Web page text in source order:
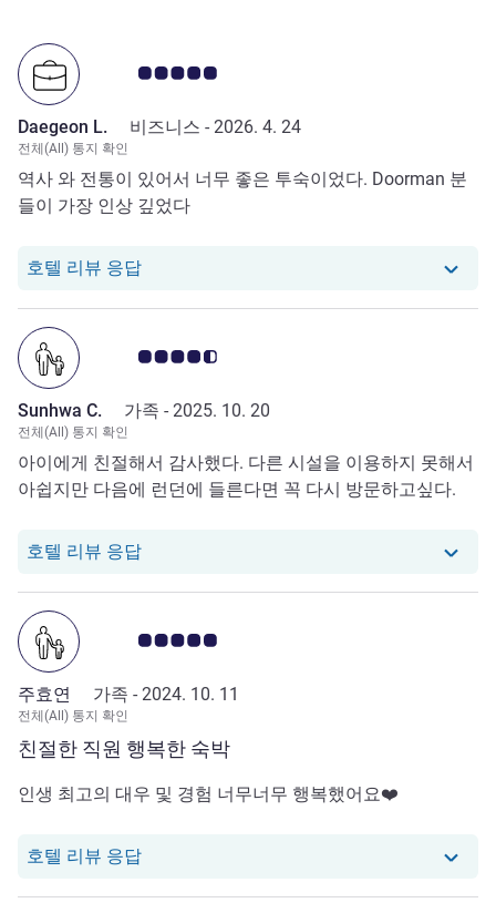
고객 평점 5.0/5
Daegeon L. 비즈니스 - 2026. 4. 24
전체(All) 통지 확인
역사 와 전통이 있어서 너무 좋은 투숙이었다. Doorman 분
들이 가장 인상 깊었다
호텔 리뷰 응답당 호텔에서는 Daegeon L.로부터의 리뷰에
고객 평점 4.5/5
Sunhwa C. 가족 - 2025. 10. 20
전체(All) 통지 확인
아이에게 친절해서 감사했다. 다른 시설을 이용하지 못해서
아쉽지만 다음에 런던에 들른다면 꼭 다시 방문하고싶다.
호텔 리뷰 응답당 호텔에서는 Sunhwa C.로부터의 리뷰에
친절한 직원 행복한 숙박
고객 평점 5.0/5
주효연 가족 - 2024. 10. 11
전체(All) 통지 확인
인생 최고의 대우 및 경험 너무너무 행복했어요❤️
호텔 리뷰 응답당 호텔에서는 주효연로부터의 리뷰에 응답